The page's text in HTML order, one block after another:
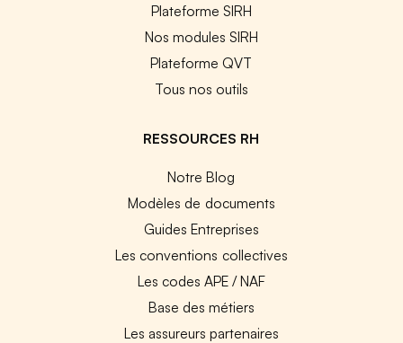
Plateforme SIRH
Nos modules SIRH
Plateforme QVT
Tous nos outils
RESSOURCES RH
Notre Blog
Modèles de documents
Guides Entreprises
Les conventions collectives
Les codes APE / NAF
Base des métiers
Les assureurs partenaires